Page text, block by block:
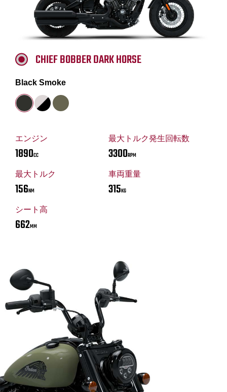
エンジン
1890CC
最大トルク発生回転数
3300RPM
最大トルク
156NM
車両重量
315KG
シート高
662MM
CHIEF BOBBER DARK HORSE
Black Smoke